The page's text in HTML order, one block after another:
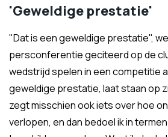
'Geweldige prestatie'
"Dat is een geweldige prestatie",
persconferentie geciteerd op de
wedstrijd spelen in een competitie
geweldige prestatie, laat staan op
zegt misschien ook iets over hoe
verlopen, en dan bedoel ik in